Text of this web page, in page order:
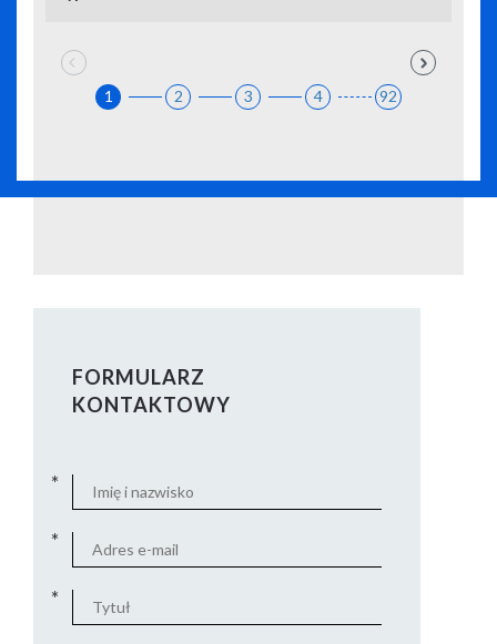
1 2 3 4 92
FORMULARZ
KONTAKTOWY